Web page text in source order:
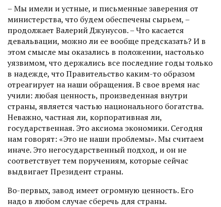
– Мы имели и устные, и письмен­ные заверения от
министерства, что будем обеспечены сырьем, –
продолжает Валерий Джунусов. – Что касается
девальвации, можно ли ее вообще предсказать? И в
этом смысле мы оказались в положении, настолько
уязвимом, что держались все последние годы только
в надежде, что Правительство каким-то образом
отреагирует на наши обращения. В свое время нас
учили: любая ценность, произведенная внутри
страны, является частью национального богатства.
Неважно, частная ли, корпоративная ли,
государственная. Это аксиома экономики. Сегодня
нам говорят: «Это не наши проблемы». Мы считаем
иначе. Это негосударственный подход, и он не
соответствует тем поручениям, которые сейчас
выдвигает Президент страны.
Во-первых, завод имеет огромную ценность. Его
надо в любом случае сберечь для страны.